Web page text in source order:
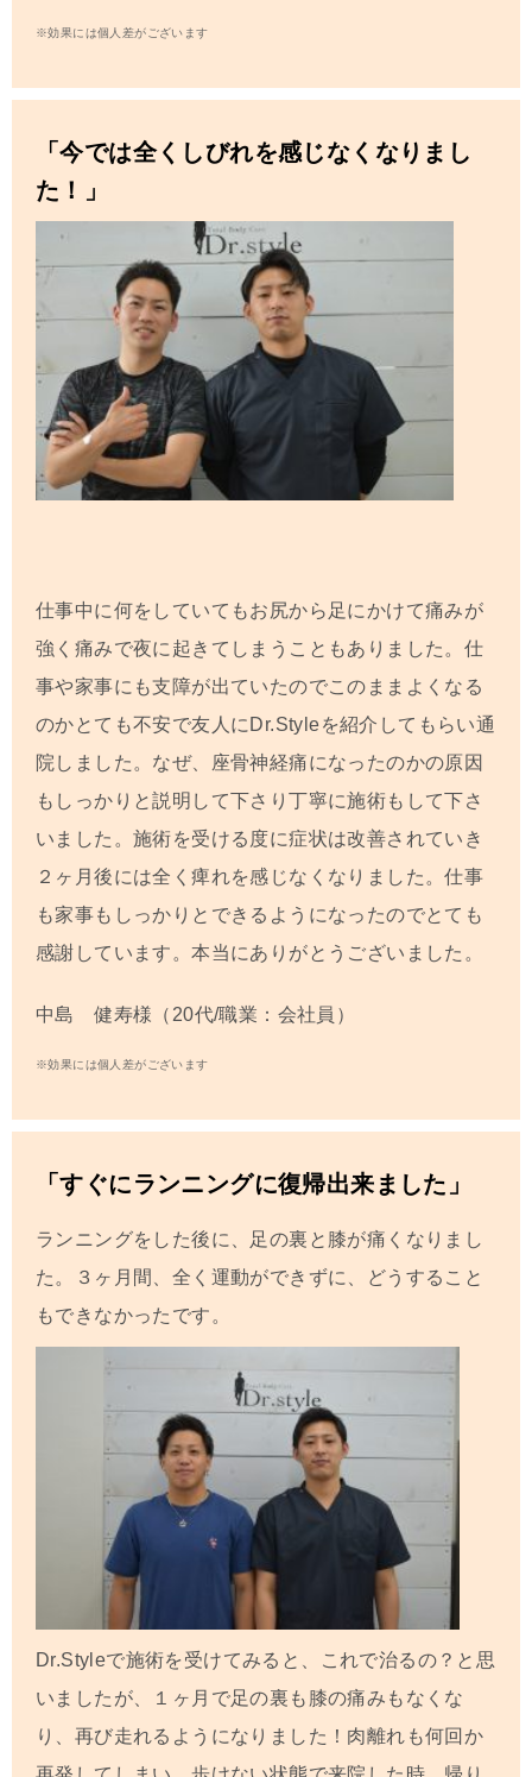
※効果には個人差がございます
「今では全くしびれを感じなくなりまし
た！」
仕事中に何をしていてもお尻から足にかけて痛みが
強く痛みで夜に起きてしまうこともありました。仕
事や家事にも支障が出ていたのでこのままよくなる
のかとても不安で友人にDr.Styleを紹介してもらい通
院しました。なぜ、座骨神経痛になったのかの原因
もしっかりと説明して下さり丁寧に施術もして下さ
いました。施術を受ける度に症状は改善されていき
２ヶ月後には全く痺れを感じなくなりました。仕事
も家事もしっかりとできるようになったのでとても
感謝しています。本当にありがとうございました。
中島 健寿様（20代/職業：会社員）
※効果には個人差がございます
「すぐにランニングに復帰出来ました」
ランニングをした後に、足の裏と膝が痛くなりまし
た。３ヶ月間、全く運動ができずに、どうすること
もできなかったです。
Dr.Styleで施術を受けてみると、これで治るの？と思
いましたが、１ヶ月で足の裏も膝の痛みもなくな
り、再び走れるようになりました！肉離れも何回か